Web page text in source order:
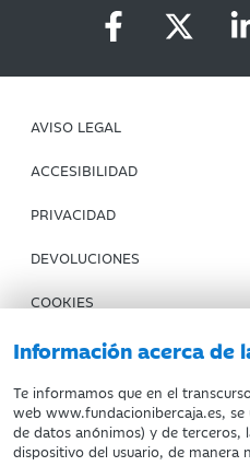
Información acerca de
Te informamos que en el
web www.fundacionibercaja.es,
de datos anónimos) y de terceros,
dispositivo del usuario, de manera
AVISO LEGAL
ACCESIBILIDAD
PRIVACIDAD
DEVOLUCIONES
COOKIES
CONDICIONES DE COMPRA
IBERCAJA BANCO
Fundación Bancaria Ibercaja.